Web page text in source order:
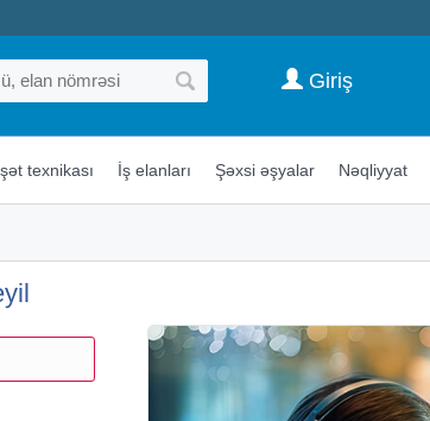
Giriş
texnikası İş elanları Şəxsi əşyalar Nəqliyyat